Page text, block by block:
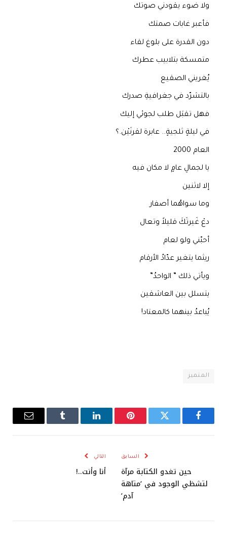
ولا ضوء يقودني صوتك
فأعبر غابات صمتك
دون القدرة على بلوغ لقاء
متمسكة بتلابيب عطرك
يُغريني الصقيع
بالتشرّد في جغرافيةِ صدرك
فهل تقبَل طلب لجوئي إليك
في ليلةٍ ثلجيةٍ.. عابرة لقرنَيْن.؟
العام 2000
يا لجمالِ عامٍ لا مكان فيه
إلا لاثنين
وما سواهُما أصفار
دعْ غَيرتَكَ قليلاً وتعال
أحبّني ولو لعام
ريثما يتغير عدّادُ الأرقام
ويأتي ذلك ” الواحدُ”
يتسلل بين العاشقين
يُباعدُ بينهما كالمعتاد!
المتميز
فيسبوك تويتر بينتيريستلينكدإن Tumblr
البريد
السابق
حين تغدو الكتابة مرآة
لتشظي الوجود في ‘متاهة
آدم’
التالي
أنا وأنت..!